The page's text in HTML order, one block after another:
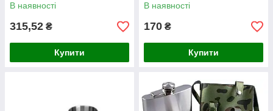
В наявності
315,52 ₴
Купити
В наявності
170 ₴
Купити